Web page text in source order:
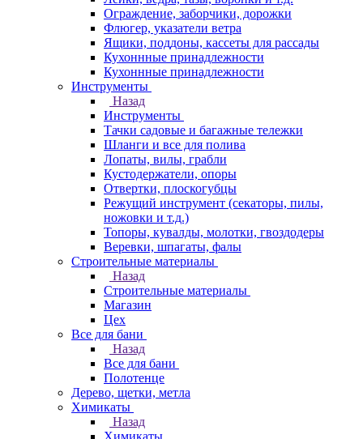
Ограждение, заборчики, дорожки
Флюгер, указатели ветра
Ящики, поддоны, кассеты для рассады
Кухоннные принадлежности
Кухоннные принадлежности
Инструменты
Назад
Инструменты
Тачки садовые и багажные тележки
Шланги и все для полива
Лопаты, вилы, грабли
Кустодержатели, опоры
Отвертки, плоскогубцы
Режущий инструмент (секаторы, пилы,
ножовки и т.д.)
Топоры, кувалды, молотки, гвоздодеры
Веревки, шпагаты, фалы
Строительные материалы
Назад
Строительные материалы
Магазин
Цех
Все для бани
Назад
Все для бани
Полотенце
Дерево, щетки, метла
Химикаты
Назад
Химикаты